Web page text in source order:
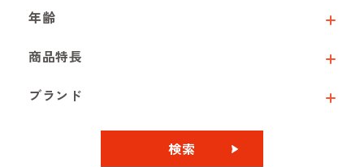
年齢
商品特長
ブランド
検索